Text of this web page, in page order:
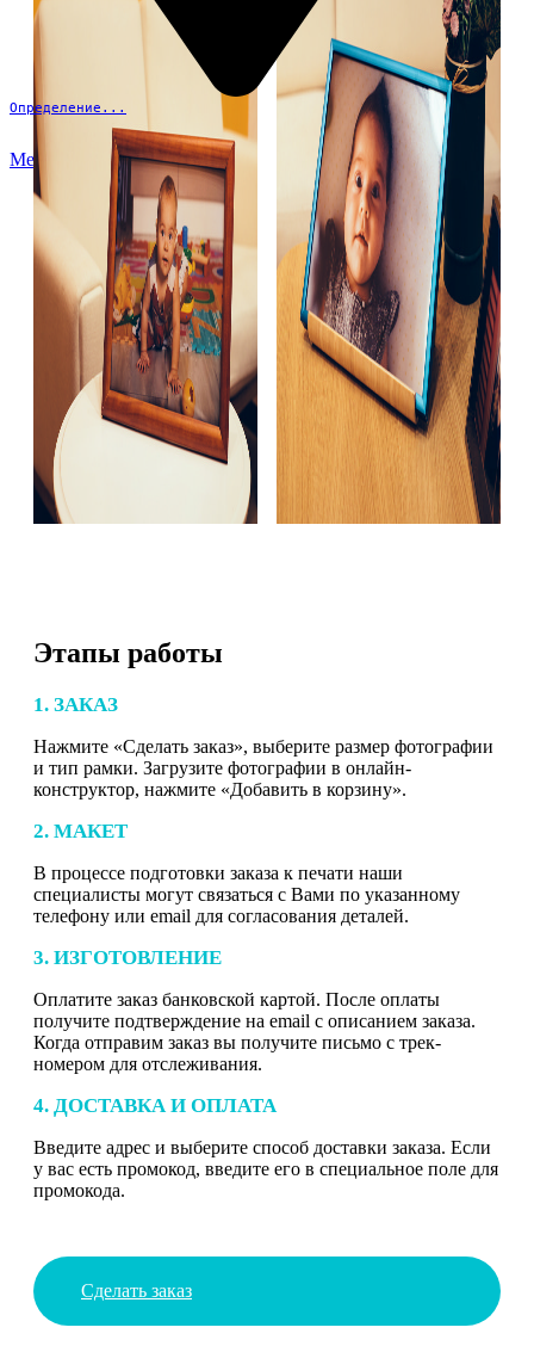
Определение...
Меню
Этапы работы
1. ЗАКАЗ
Нажмите «Сделать заказ», выберите размер фотографии
и тип рамки. Загрузите фотографии в онлайн-
конструктор, нажмите «Добавить в корзину».
2. МАКЕТ
В процессе подготовки заказа к печати наши
специалисты могут связаться с Вами по указанному
телефону или email для согласования деталей.
3. ИЗГОТОВЛЕНИЕ
Оплатите заказ банковской картой. После оплаты
получите подтверждение на email с описанием заказа.
Когда отправим заказ вы получите письмо с трек-
номером для отслеживания.
4. ДОСТАВКА И ОПЛАТА
Введите адрес и выберите способ доставки заказа. Если
у вас есть промокод, введите его в специальное поле для
промокода.
Сделать заказ